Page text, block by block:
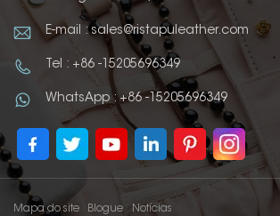
E-mail : sales@ristapuleather.com
Tel : +86 -15205696349
WhatsApp : +86 -15205696349
Mapa do site Blogue Notícias